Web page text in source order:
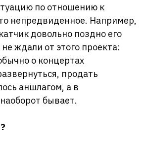
по отношению к
непредвиденное. Например,
довольно поздно его
ждали от этого проекта:
о концертах
продать
аншлагом, а в
бывает.